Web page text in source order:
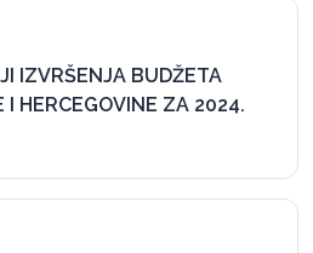
IZVRŠENJA BUDŽETA
I HERCEGOVINE ZA 2024.